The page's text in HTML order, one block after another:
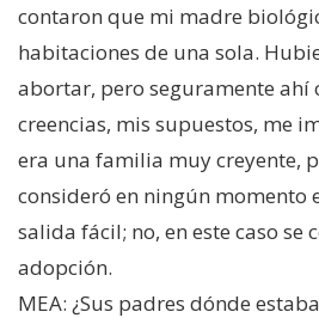
contaron que mi madre
habitaciones de una sola.
abortar, pero seguramente ahí
creencias, mis supuestos, me
era una familia muy creyente,
consideró en ningún momento
salida fácil; no, en este caso se
adopción.
MEA: ¿Sus padres dónde